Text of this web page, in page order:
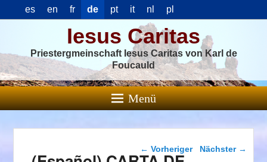
es en fr de pt it nl pl
Iesus Caritas
Priestergmeinschaft Iesus Caritas von Karl de
Foucauld
Menü
Beitragsnavigation
← Vorheriger Nächster →